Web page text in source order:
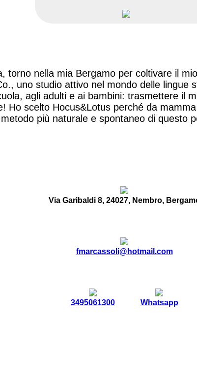
torno nella mia Bergamo per coltivare il
uno studio attivo nel mondo delle lingue
agli adulti e ai bambini: trasmettere il
Ho scelto Hocus&Lotus perché da
più naturale e spontaneo di questo
Via Garibaldi 8, 24027, Nembro,
fmarcassoli@hotmail.com
3495061300 Whatsapp